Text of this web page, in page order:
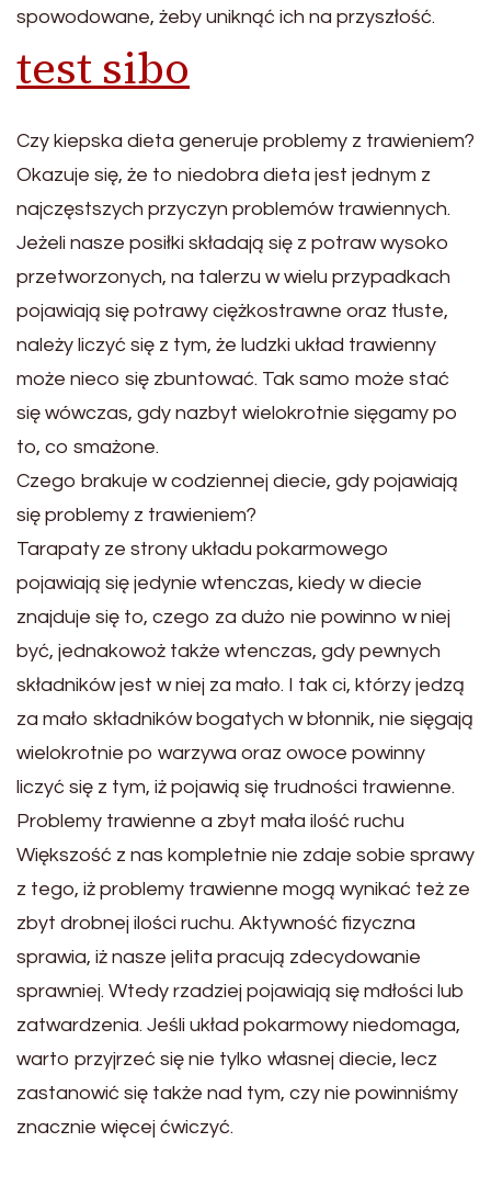
spowodowane, żeby uniknąć ich na przyszłość.
test sibo
Czy kiepska dieta generuje problemy z trawieniem?
Okazuje się, że to niedobra dieta jest jednym z
najczęstszych przyczyn problemów trawiennych.
Jeżeli nasze posiłki składają się z potraw wysoko
przetworzonych, na talerzu w wielu przypadkach
pojawiają się potrawy ciężkostrawne oraz tłuste,
należy liczyć się z tym, że ludzki układ trawienny
może nieco się zbuntować. Tak samo może stać
się wówczas, gdy nazbyt wielokrotnie sięgamy po
to, co smażone.
Czego brakuje w codziennej diecie, gdy pojawiają
się problemy z trawieniem?
Tarapaty ze strony układu pokarmowego
pojawiają się jedynie wtenczas, kiedy w diecie
znajduje się to, czego za dużo nie powinno w niej
być, jednakowoż także wtenczas, gdy pewnych
składników jest w niej za mało. I tak ci, którzy jedzą
za mało składników bogatych w błonnik, nie sięgają
wielokrotnie po warzywa oraz owoce powinny
liczyć się z tym, iż pojawią się trudności trawienne.
Problemy trawienne a zbyt mała ilość ruchu
Większość z nas kompletnie nie zdaje sobie sprawy
z tego, iż problemy trawienne mogą wynikać też ze
zbyt drobnej ilości ruchu. Aktywność fizyczna
sprawia, iż nasze jelita pracują zdecydowanie
sprawniej. Wtedy rzadziej pojawiają się mdłości lub
zatwardzenia. Jeśli układ pokarmowy niedomaga,
warto przyjrzeć się nie tylko własnej diecie, lecz
zastanowić się także nad tym, czy nie powinniśmy
znacznie więcej ćwiczyć.